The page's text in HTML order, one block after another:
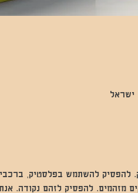
להפסיק להשתמש בפלסטיק,
להפסיק לזהם נקודה.